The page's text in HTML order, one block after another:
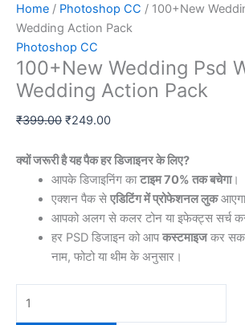
Home / Photoshop CC / 100+New
Wedding Action Pack
Photoshop CC
100+New Wedding Psd
Wedding Action Pack
₹399.00 Original
was:
₹399.00.
₹249.00Current
is:
₹249.00.
क्यों जरूरी है यह पैक हर डिजाइनर के लिए?
आपके डिजाइनिंग काटाइम 70% तक बचेगा।
एक्शन पैक से एडिटिंग में प्रोफेशनल लुक
आपको अलग से कलर टोन या इफेक्ट्स सर्च
हर PSD डिजाइन को आपकस्टमाइजकर
नाम, फोटो या थीम के अनुसार।
Wedding